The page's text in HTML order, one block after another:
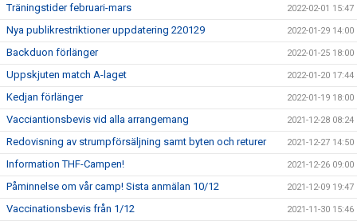
Träningstider februari-mars 2022-02-01 15:47
Nya publikrestriktioner uppdatering 220129 2022-01-29 14:00
Backduon förlänger 2022-01-25 18:00
Uppskjuten match A-laget 2022-01-20 17:44
Kedjan förlänger 2022-01-19 18:00
Vacciantionsbevis vid alla arrangemang 2021-12-28 08:24
Redovisning av strumpförsäljning samt byten och returer 2021-12-27 14:50
Information THF-Campen! 2021-12-26 09:00
Påminnelse om vår camp! Sista anmälan 10/12 2021-12-09 19:47
Vaccinationsbevis från 1/12 2021-11-30 15:46